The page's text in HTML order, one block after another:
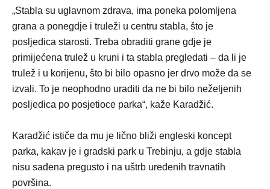
„Stabla su uglavnom zdrava, ima poneka polomljena
grana a ponegdje i truleži u centru stabla, što je
posljedica starosti. Treba obraditi grane gdje je
primijećena trulež u kruni i ta stabla pregledati – da li je
trulež i u korijenu, što bi bilo opasno jer drvo može da se
izvali. To je neophodno uraditi da ne bi bilo neželjenih
posljedica po posjetioce parka“, kaže Karadžić.
Karadžić ističe da mu je lično bliži engleski koncept
parka, kakav je i gradski park u Trebinju, a gdje stabla
nisu sađena pregusto i na uštrb uređenih travnatih
površina.